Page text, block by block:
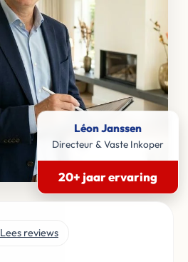
Léon Janssen
Directeur & Vaste Inkoper
20+ jaar ervaring
Lees reviews